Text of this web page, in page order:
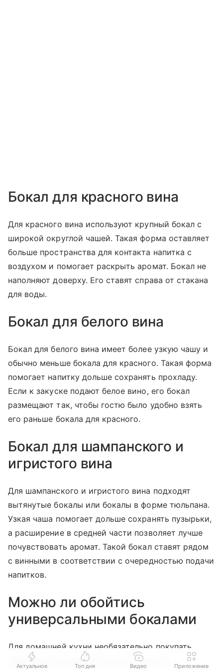
Бокал для красного вина
Для красного вина используют крупный бокал с
широкой округлой чашей. Такая форма оставляет
больше пространства для контакта напитка с
воздухом и помогает раскрыть аромат. Бокал не
наполняют доверху. Его ставят справа от стакана
для воды.
Бокал для белого вина
Бокал для белого вина имеет более узкую чашу и
обычно меньше бокала для красного. Такая форма
помогает напитку дольше сохранять прохладу.
Если к закуске подают белое вино, его бокал
размещают так, чтобы гостю было удобно взять
его раньше бокала для красного.
Бокал для шампанского и
игристого вина
Для шампанского и игристого вина подходят
вытянутые бокалы или бокалы в форме тюльпана.
Узкая чаша помогает дольше сохранять пузырьки,
а расширение в средней части позволяет лучше
почувствовать аромат. Такой бокал ставят рядом
с винными в соответствии с очередностью подачи
напитков.
Можно ли обойтись
универсальными бокалами
Для домашней кухни необязательно покупать
отдельные бокалы для каждого напитка.
Актуальное Топ дня Видео Приложение